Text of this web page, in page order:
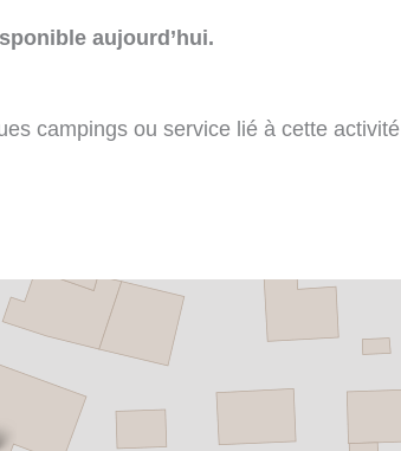
aujourd’hui.
campings ou service lié à cette activité